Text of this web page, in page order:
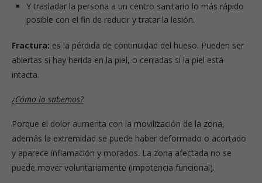
Y trasladar la persona a un centro sanitario lo más rápido
posible con el fin de reducir y tratar la lesión.
Fractura: es la pérdida de continuidad del hueso. Pueden ser
abiertas si hay herida en la piel, o cerradas si la piel está
intacta.
¿Cómo lo sabemos?
Porque el dolor aumenta con la movilización de la zona,
además la extremidad se puede haber deformado o acortado
y aparece inflamación y morados. La zona afectada no se
puede mover voluntariamente (impotencia funcional).